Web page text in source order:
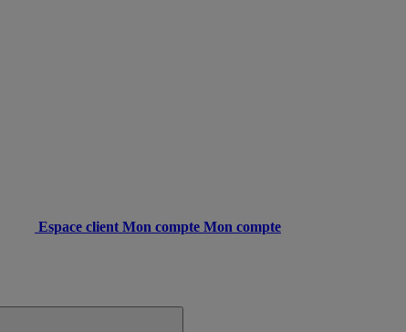
Espace client Mon compte Mon compte